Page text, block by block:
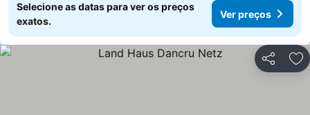
Selecione as datas para ver os preços
exatos.
Ver preços
Partilhar